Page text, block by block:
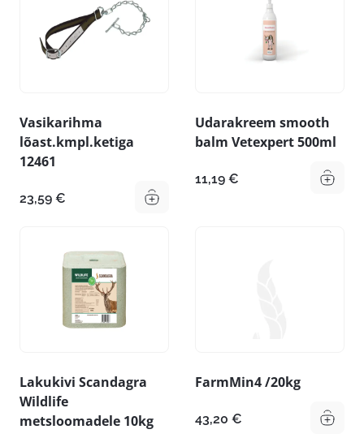
Vasikarihma
lõast.kmpl.ketiga
12461
23,59 €
Udarakreem smooth
balm Vetexpert 500ml
11,19 €
Lakukivi Scandagra
Wildlife
metsloomadele 10kg
FarmMin4 /20kg
43,20 €